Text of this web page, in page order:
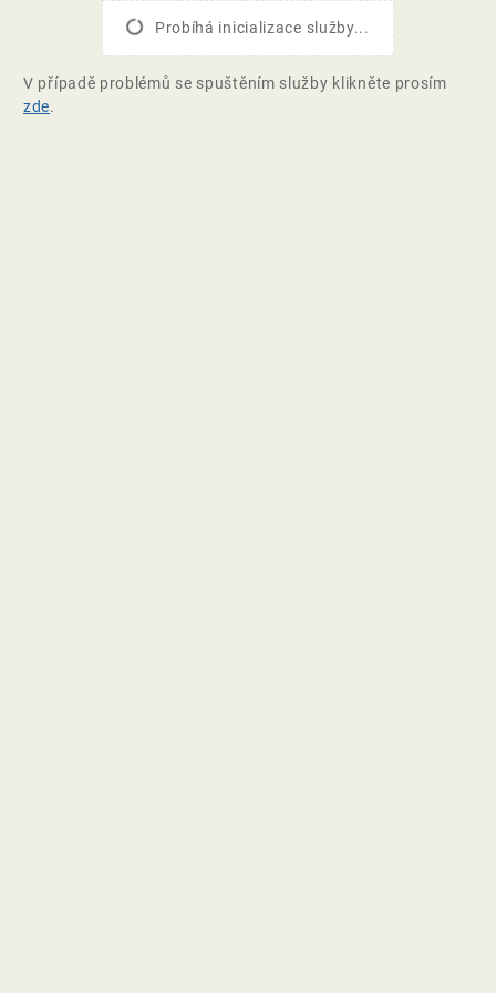
Probíhá inicializace služby...
V případě problémů se spuštěním služby klikněte prosím
zde.